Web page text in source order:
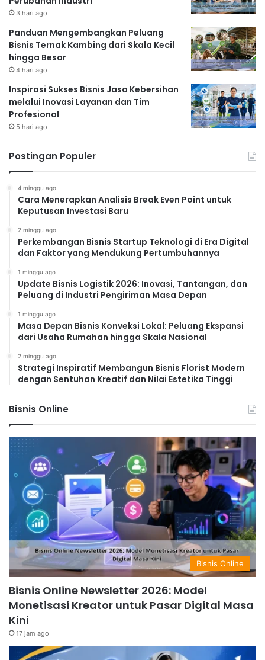
3 hari ago
Panduan Mengembangkan Peluang
Bisnis Ternak Kambing dari Skala Kecil
hingga Besar
4 hari ago
Inspirasi Sukses Bisnis Jasa Kebersihan
melalui Inovasi Layanan dan Tim
Profesional
5 hari ago
Postingan Populer
4 minggu ago
Cara Menerapkan Analisis Break Even Point untuk
Keputusan Investasi Baru
2 minggu ago
Perkembangan Bisnis Startup Teknologi di Era Digital
dan Faktor yang Mendukung Pertumbuhannya
1 minggu ago
Update Bisnis Logistik 2026: Inovasi, Tantangan, dan
Peluang di Industri Pengiriman Masa Depan
1 minggu ago
Masa Depan Bisnis Konveksi Lokal: Peluang Ekspansi
dari Usaha Rumahan hingga Skala Nasional
2 minggu ago
Strategi Inspiratif Membangun Bisnis Florist Modern
dengan Sentuhan Kreatif dan Nilai Estetika Tinggi
Bisnis Online
Bisnis Online
Bisnis Online Newsletter 2026: Model
Monetisasi Kreator untuk Pasar Digital Masa
Kini
17 jam ago